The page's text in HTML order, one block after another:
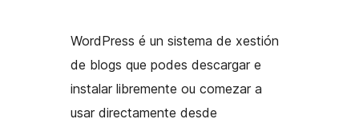
WordPress é un sistema de xestión
de blogs que podes descargar e
instalar libremente ou comezar a
usar directamente desde